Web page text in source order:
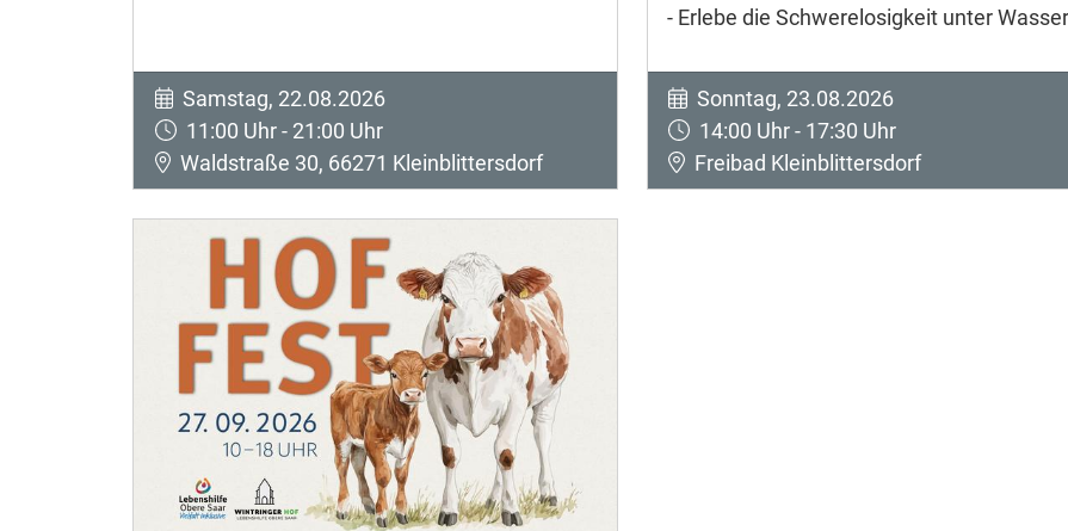
Samstag, 22.08.2026
11:00 Uhr - 21:00 Uhr
Waldstraße 30, 66271 Kleinblittersdorf
- Erlebe die Schwerelosigkeit unter
Sonntag, 23.08.2026
14:00 Uhr - 17:30 Uhr
Freibad Kleinblittersdorf